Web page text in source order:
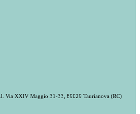
Via XXIV Maggio 31-33, 89029 Taurianova (RC)